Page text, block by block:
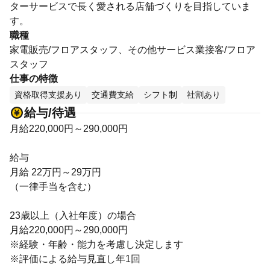
ターサービスで長く愛される店舗づくりを目指していま
す。
職種
家電販売/フロアスタッフ、その他サービス業接客/フロア
スタッフ
仕事の特徴
資格取得支援あり 交通費支給 シフト制 社割あり
給与/待遇
月給220,000円～290,000円
給与
月給 22万円～29万円
（一律手当を含む）
23歳以上（入社年度）の場合
月給220,000円～290,000円
※経験・年齢・能力を考慮し決定します
※評価による給与見直し年1回